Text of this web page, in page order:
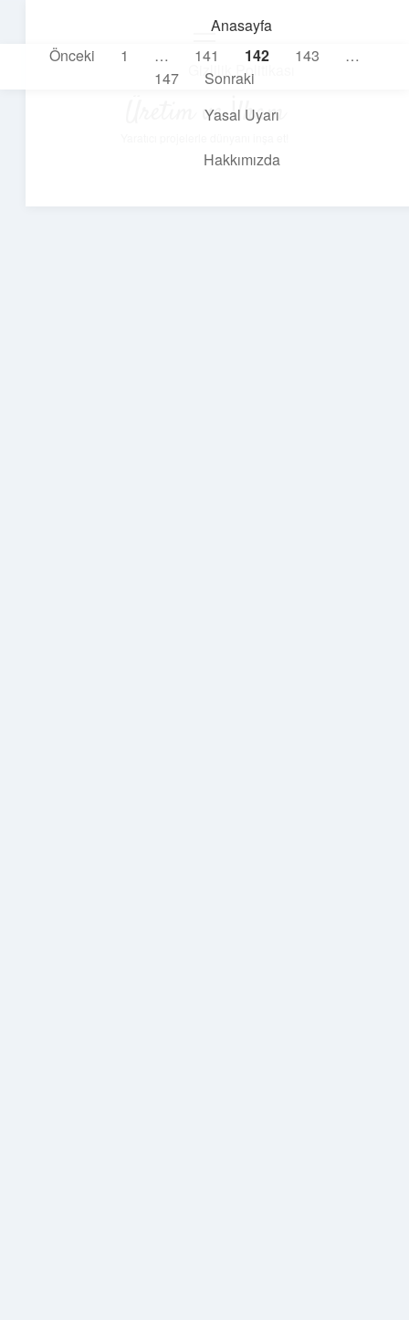
Anasayfa
Gizlilik Politikası
Yasal Uyarı
Hakkımızda
aç
Üretim ve İlham
Yazı
sayfalaması
Önceki 1 … 141 142 143
…
147
Sonraki